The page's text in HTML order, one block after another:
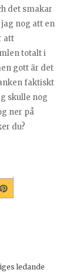
det smakar
nog att en
att
totalt i
gott är det
faktiskt
skulle nog
ner på
du?
ledande